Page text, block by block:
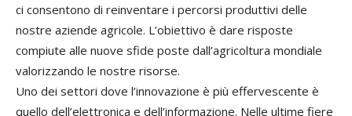
ci consentono di reinventare i percorsi produttivi delle
nostre aziende agricole. L’obiettivo è dare risposte
compiute alle nuove sfide poste dall’agricoltura mondiale
valorizzando le nostre risorse.
Uno dei settori dove l’innovazione è più effervescente è
quello dell’elettronica e dell’informazione. Nelle ultime fiere